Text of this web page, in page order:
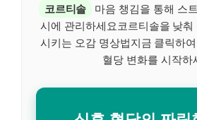
코르티솔
마음 챙김을 통해 스
시에 관리하세요코르티솔을 낮춰
시키는 오감 명상법지금 클릭하
혈당 변화를 시작하